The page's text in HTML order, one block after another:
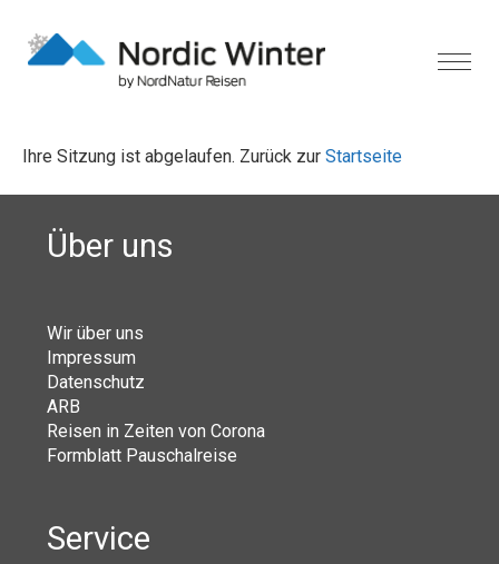
Ihre Sitzung ist abgelaufen. Zurück zur Startseite
Über uns
Wir über uns
Impressum
Datenschutz
ARB
Reisen in Zeiten von Corona
Formblatt Pauschalreise
Service